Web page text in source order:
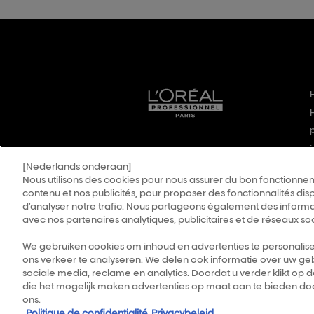
Kies je land
[Nederlands onderaan]
Nous utilisons des cookies pour nous assurer du bon
contenu et nos publicités, pour proposer des fonctionnalités
d’analyser notre trafic. Nous partageons également des
avec nos partenaires analytiques, publicitaires et de réseaux
We gebruiken cookies om inhoud en advertenties te
ons verkeer te analyseren. We delen ook informatie over uw
sociale media, reclame en analytics. Doordat u verder klikt op
die het mogelijk maken advertenties op maat aan te bieden
ons.